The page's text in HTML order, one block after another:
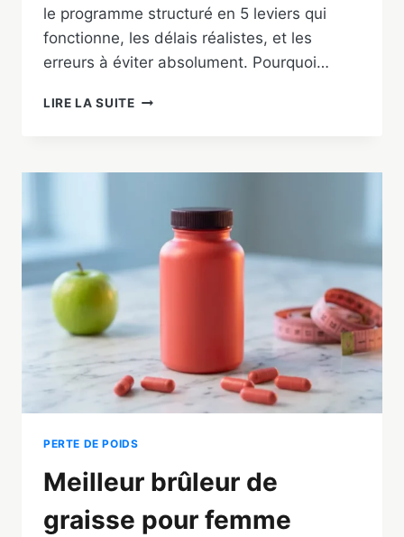
le programme structuré en 5 leviers qui
fonctionne, les délais réalistes, et les
erreurs à éviter absolument. Pourquoi…
LIRE LA SUITEPERDRE
CHEZ
PROGRAMME
LEVIERS
PERTE DE POIDS
Meilleur brûleur de
graisse pour femme